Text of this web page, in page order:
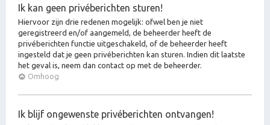
Ik kan geen privéberichten sturen!
Hiervoor zijn drie redenen mogelijk: ofwel ben je niet
geregistreerd en/of aangemeld, de beheerder heeft de
privéberichten functie uitgeschakeld, of de beheerder heeft
ingesteld dat je geen privéberichten kan sturen. Indien dit laatste
het geval is, neem dan contact op met de beheerder.
Omhoog
Ik blijf ongewenste privéberichten ontvangen!